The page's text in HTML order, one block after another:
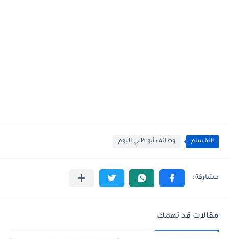
الأقسام وظائف أبو ظبي اليوم
مقالات قد تهمك